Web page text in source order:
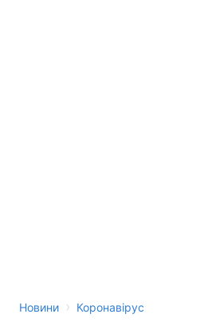
Новини › Коронавірус